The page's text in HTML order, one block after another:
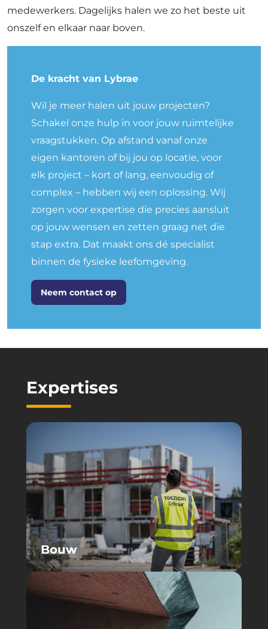
medewerkers. Dagelijks halen we zo het beste uit
onszelf en elkaar naar boven.
De kracht van Lybrae
Wil je meer halen uit jouw projecten?
Schakel onze hulp in voor jouw ruimtelijke
vraagstukken. Op afstand vanaf onze
eigen kantoren of bij jou op locatie, voor
elk project – kort of lang, eenvoudig of
complex – hebben wij een oplossing. Wij
zorgen voor expertise die precies aansluit
op jouw wensen en zetten graag net die
stap extra. Dat maakt ons dé specialist
binnen de fysieke leefomgeving.
Neem contact op
Expertises
Bouw